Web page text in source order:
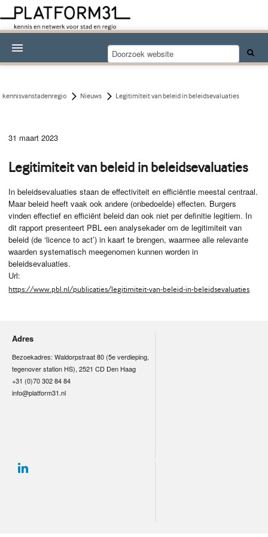
Kennisdossiers
Contact
kennisvanstadenregio Nieuws Legitimiteit van beleid in beleidsevaluaties
31 maart 2023
Legitimiteit van beleid in beleidsevaluaties
In beleidsevaluaties staan de effectiviteit en efficiëntie meestal centraal.
Maar beleid heeft vaak ook andere (onbedoelde) effecten. Burgers
vinden effectief en efficiënt beleid dan ook niet per definitie legitiem. In
dit rapport presenteert PBL een analysekader om de legitimiteit van
beleid (de ‘licence to act’) in kaart te brengen, waarmee alle relevante
waarden systematisch meegenomen kunnen worden in
beleidsevaluaties.
Url:
https://www.pbl.nl/publicaties/legitimiteit-van-beleid-in-beleidsevaluaties
Adres
Bezoekadres: Waldorpstraat 80 (5e verdieping,
tegenover station HS), 2521 CD Den Haag
+31 (0)70 302 84 84
info@platform31.nl